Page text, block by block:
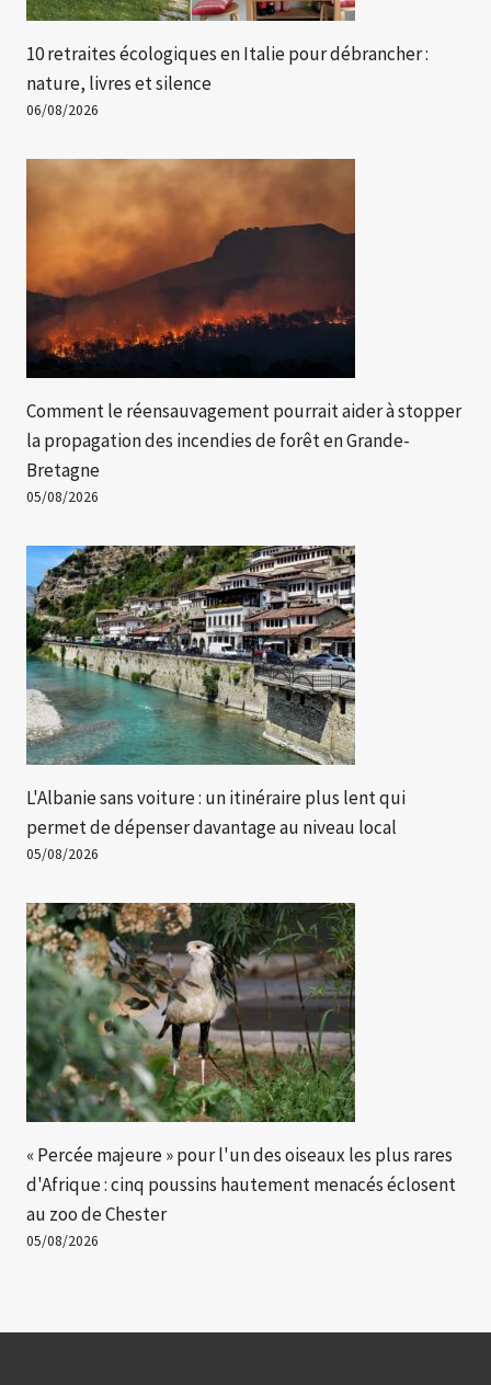
10 retraites écologiques en Italie pour débrancher :
nature, livres et silence
06/08/2026
Comment le réensauvagement pourrait aider à stopper
la propagation des incendies de forêt en Grande-
Bretagne
05/08/2026
L'Albanie sans voiture : un itinéraire plus lent qui
permet de dépenser davantage au niveau local
05/08/2026
« Percée majeure » ​​pour l'un des oiseaux les plus rares
d'Afrique : cinq poussins hautement menacés éclosent
au zoo de Chester
05/08/2026